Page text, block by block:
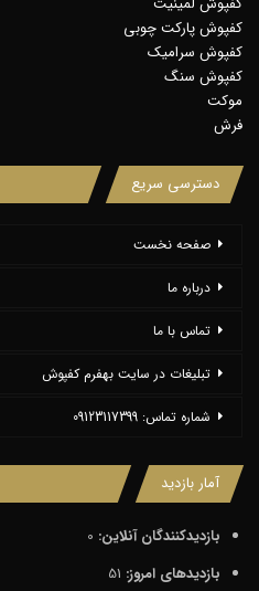
کفپوش پارکت چوبی
کفپوش سرامیک
کفپوش سنگ
موکت
فرش
دسترسی سریع
صفحه نخست
درباره ما
تماس با ما
تبلیغات در سایت بهفرم کفپوش
شماره تماس: 09123117399
آمار بازدید
بازدیدکنندگان آنلاین: 0
بازدیدهای امروز: 51